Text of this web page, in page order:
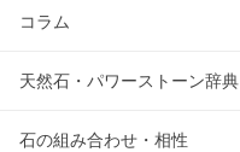
コラム
天然石・パワーストーン辞典
石の組み合わせ・相性